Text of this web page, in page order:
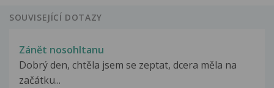
SOUVISEJÍCÍ DOTAZY
Zánět nosohltanu
Dobrý den, chtěla jsem se zeptat, dcera měla na
začátku...